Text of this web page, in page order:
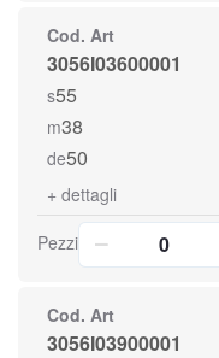
Cod. Art
3056I03600001
s55
m38
de50
+ dettagli
Pezzi
Cod. Art
3056I03900001